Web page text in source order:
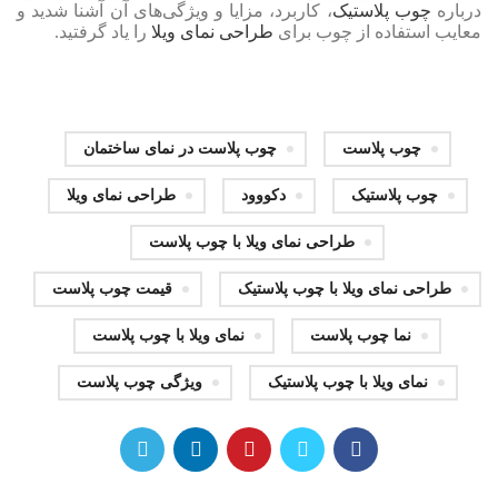
درباره چوب پلاستیک، کاربرد، مزایا و ویژگی‌های آن آشنا شدید و
معایب استفاده از چوب برای طراحی نمای ویلا را یاد گرفتید.
چوب پلاست چوب پلاست در نمای ساختمان
چوب پلاستیک دکووود طراحی نمای ویلا
طراحی نمای ویلا با چوب پلاست
طراحی نمای ویلا با چوب پلاستیک قیمت چوب پلاست
نما چوب پلاست نمای ویلا با چوب پلاست
نمای ویلا با چوب پلاستیک ویژگی چوب پلاست